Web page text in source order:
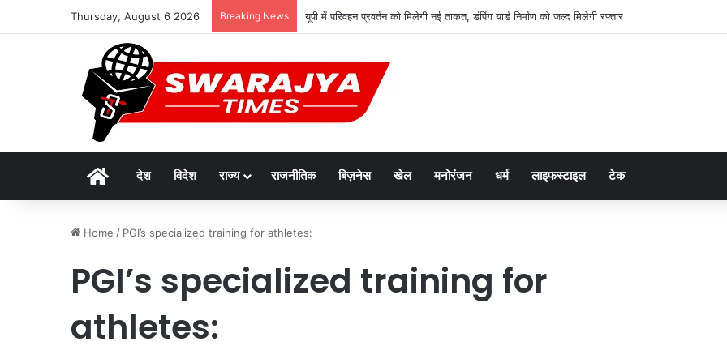
Thursday, August 6 2026 Breaking News यूपी में परिवहन प्रवर्तन को मिलेगी नई ताकत, डंपिंग यार्ड निर्माण को जल्द मिलेगी रफ्तार
Homeदेश विदेश राज्य राजनीतिक बिज़नेस खेल मनोरंजन धर्म लाइफस्टाइल टेक
Home / PGI’s specialized training for athletes:
PGI’s specialized training for
athletes: